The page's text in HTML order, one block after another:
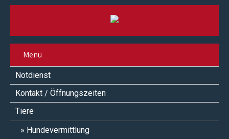
Menü
Notdienst
Kontakt / Öffnungszeiten
Tiere
Hundevermittlung